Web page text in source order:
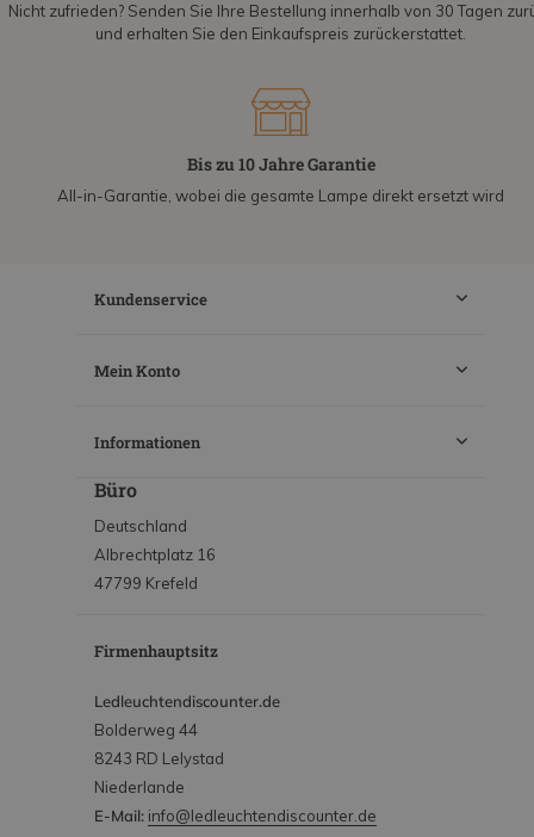
Nicht zufrieden? Senden Sie Ihre Bestellung innerhalb von 30 Tagen
und erhalten Sie den Einkaufspreis zurückerstattet.
Bis zu 10 Jahre Garantie
All-in-Garantie, wobei die gesamte Lampe direkt ersetzt wird
Kundenservice
Mein Konto
Informationen
Büro
Deutschland
Albrechtplatz 16
47799 Krefeld
Firmenhauptsitz
Ledleuchtendiscounter.de
Bolderweg 44
8243 RD Lelystad
Niederlande
E-Mail: info@ledleuchtendiscounter.de